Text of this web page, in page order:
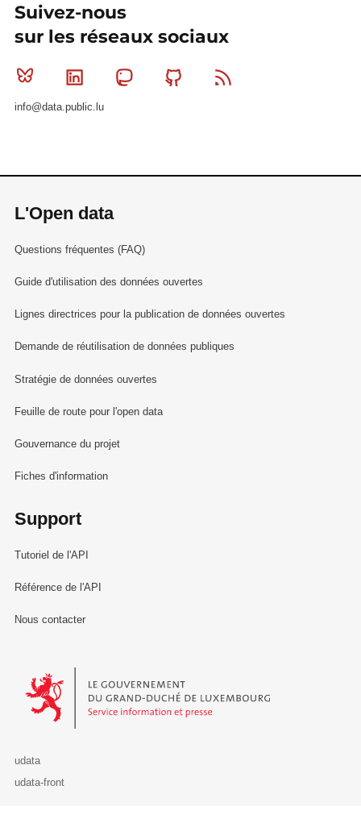
Suivez-nous
sur les réseaux sociaux
Bluesky Linkedin MastodonGithub
info@data.public.lu
L'Open data
Questions fréquentes (FAQ)
Guide d'utilisation des données ouvertes
Lignes directrices pour la publication de données ouvertes
Demande de réutilisation de données publiques
Stratégie de données ouvertes
Feuille de route pour l'open data
Gouvernance du projet
Fiches d'information
Support
Tutoriel de l'API
Référence de l'API
Nous contacter
Le Gouvernement du Grand-Duché de Luxembourg - Service
udata
udata-front